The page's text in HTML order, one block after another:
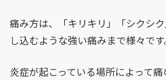
痛み方は、「キリキリ」「シクシ
し込むような強い痛みまで様々です
炎症が起こっている場所によって